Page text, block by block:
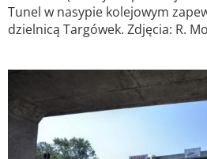
Tunel w nasypie kolejowym
dzielnicą Targówek. Zdjęcia: R.